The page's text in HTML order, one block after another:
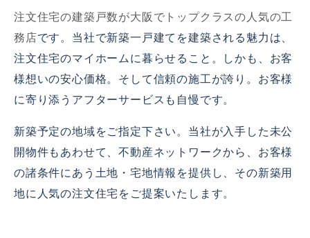
注文住宅の建築戸数が大阪でトップクラスの人気の工
務店です。当社で新築一戸建てを建築される魅力は、
注文住宅のマイホームに暮らせること。しかも、お客
様想いの安心価格。そして信頼の施工が誇り。お客様
に寄り添うアフターサービスも自慢です。
新築予定の地域をご指定下さい。当社が入手した未公
開物件もあわせて、不動産ネットワークから、お客様
の諸条件にあう土地・宅地情報を提供し、その新築用
地に人気の注文住宅をご提案いたします。